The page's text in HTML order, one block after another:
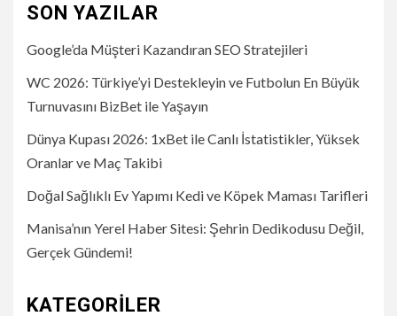
SON YAZILAR
Google’da Müşteri Kazandıran SEO Stratejileri
WC 2026: Türkiye’yi Destekleyin ve Futbolun En Büyük
Turnuvasını BizBet ile Yaşayın
Dünya Kupası 2026: 1xBet ile Canlı İstatistikler, Yüksek
Oranlar ve Maç Takibi
Doğal Sağlıklı Ev Yapımı Kedi ve Köpek Maması Tarifleri
Manisa’nın Yerel Haber Sitesi: Şehrin Dedikodusu Değil,
Gerçek Gündemi!
KATEGORILER